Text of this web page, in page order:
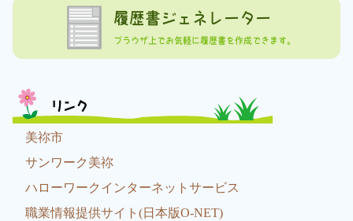
履歴書ジェネレーター
ブラウザ上でお気軽に履歴書を作成できます。
リンク
美祢市
サンワーク美祢
ハローワークインターネットサービス
職業情報提供サイト(日本版O-NET)